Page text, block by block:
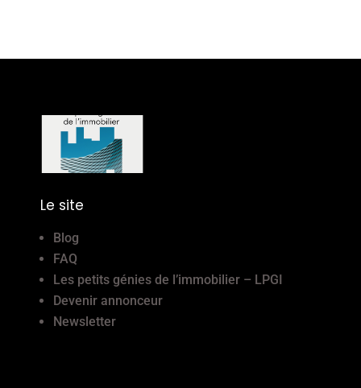
Le site
Blog
FAQ
Les petits génies de l’immobilier – LPGI
Devenir annonceur
Newsletter